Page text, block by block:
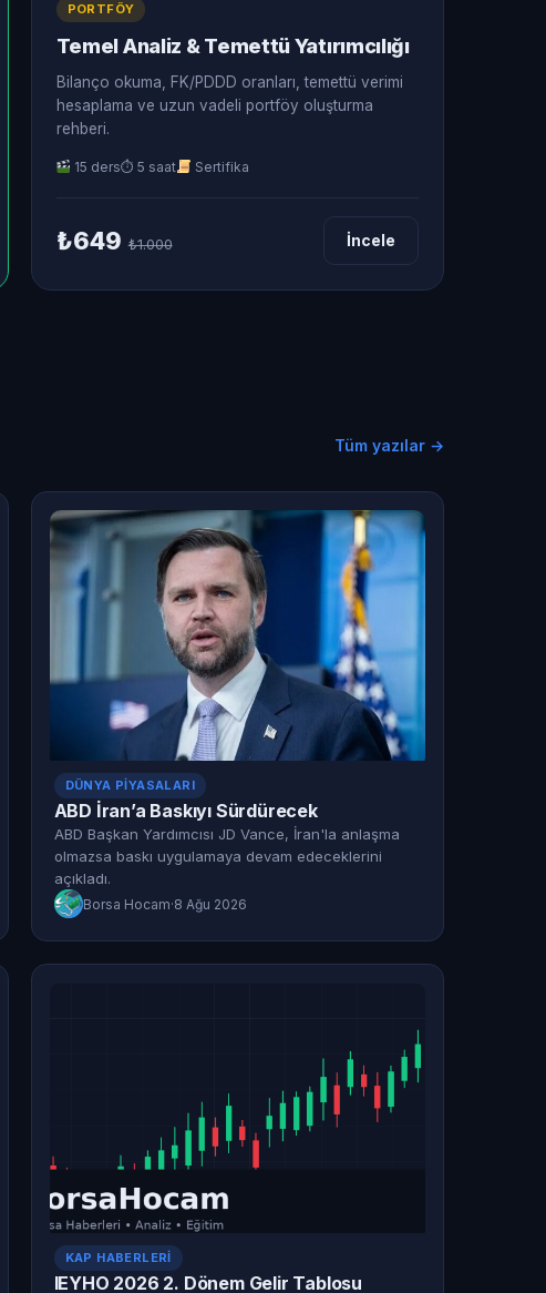
PORTFÖY
Temel Analiz & Temettü Yatırımcılığı
Bilanço okuma, FK/PDDD oranları, temettü verimi
hesaplama ve uzun vadeli portföy oluşturma
rehberi.
15 ders⏱ 5 saat Sertifika
₺649 ₺1.000 İncele
Tüm yazılar →
DÜNYA PIYASALARI
ABD İran’a Baskıyı Sürdürecek
ABD Başkan Yardımcısı JD Vance, İran'la anlaşma
olmazsa baskı uygulamaya devam edeceklerini
açıkladı.
Borsa Hocam·8 Ağu 2026
KAP HABERLERI
IEYHO 2026 2. Dönem Gelir Tablosu